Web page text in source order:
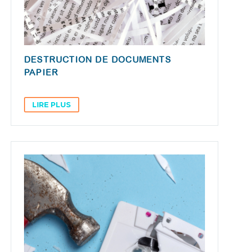
DESTRUCTION DE DOCUMENTS
PAPIER
LIRE PLUS